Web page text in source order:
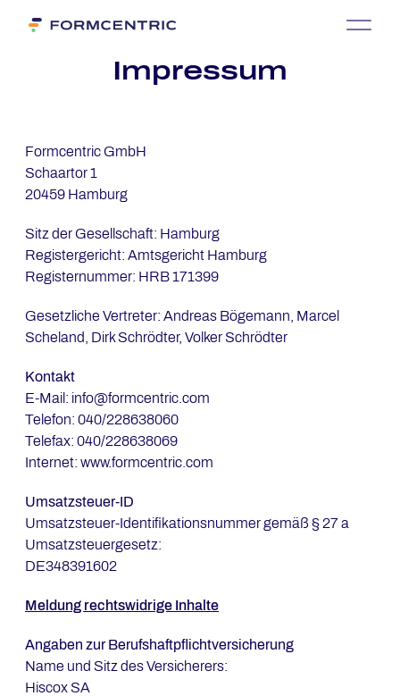
Im­pres­sum
Formcentric GmbH
Schaartor 1
20459 Hamburg
Sitz der Gesellschaft: Hamburg
Registergericht: Amtsgericht Hamburg
Registernummer: HRB 171399
Gesetzliche Vertreter: ​Andreas Bögemann, Marcel
Scheland, Dirk Schrödter, Volker Schrödter
Kontakt
E-Mail: info@formcentric.com
Telefon: 040/228638060
Telefax: 040/228638069
Internet: www.formcentric.com
Umsatzsteuer-ID
Umsatzsteuer-Identifikationsnummer gemäß § 27 a
Umsatzsteuergesetz:
DE348391602
Meldung rechtswidrige Inhalte
Angaben zur Berufshaftpflichtversicherung
Name und Sitz des Versicherers:
Hiscox SA